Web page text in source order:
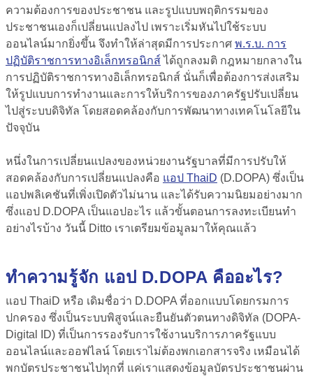
ความต้องการของประชาชน และรูปแบบพฤติกรรมของ
ประชาชนเองก็เปลี่ยนแปลงไป เพราะเริ่มหันไปใช้ระบบ
ออนไลน์มากยิ่งขึ้น จึงทำให้ล่าสุดมีการประกาศ พ.ร.บ. การ
ปฏิบัติราชการทางอิเล็กทรอนิกส์ได้ถูกลงมติ กฎหมายกลางใน
การปฏิบัติราชการทางอิเล็กทรอนิกส์ นั่นก็เพื่อต้องการส่งเสริม
ให้รูปแบบการทำงานและการให้บริการของภาครัฐปรับเปลี่ยน
ไปสู่ระบบดิจิทัล โดยสอดคล้องกับการพัฒนาทางเทคโนโลยีใน
ปัจจุบัน
หนึ่งในการเปลี่ยนแปลงของหน่วยงานรัฐบาลที่มีการปรับให้
สอดคล้องกับการเปลี่ยนแปลงคือ แอป ThaiD (D.DOPA) ซึ่งเป็น
แอปพลิเคชันที่เพิ่งเปิดตัวไม่นาน และได้รับความนิยมอย่างมาก
ซึ่งแอป D.DOPA เป็นแอปอะไร แล้วขั้นตอนการลงทะเบียนทำ
อย่างไรบ้าง วันนี้ Ditto เราเตรียมข้อมูลมาให้คุณแล้ว
ทำความรู้จัก แอป D.DOPA คืออะไร?
แอป ThaiD หรือ เดิมชื่อว่า D.DOPA ที่ออกแบบโดยกรมการ
ปกครอง ซึ่งเป็นระบบพิสูจน์และยืนยันตัวตนทางดิจิทัล (DOPA-
Digital ID) ที่เป็นการรองรับการใช้งานบริการภาครัฐแบบ
ออนไลน์และออฟไลน์ โดยเราไม่ต้องพกเอกสารจริง เหมือนได้
พกบัตรประชาชนไปทุกที่ แค่เราแสดงข้อมูลบัตรประชาชนผ่าน